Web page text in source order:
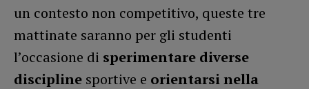
un contesto non competitivo, queste tre
mattinate saranno per gli studenti
l’occasione di sperimentare diverse
discipline sportive e orientarsi nella